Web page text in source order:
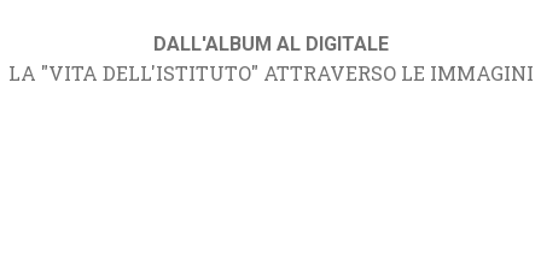
DALL'ALBUM AL DIGITALE
LA "VITA DELL'ISTITUTO" ATTRAVERSO LE IMMAGINI